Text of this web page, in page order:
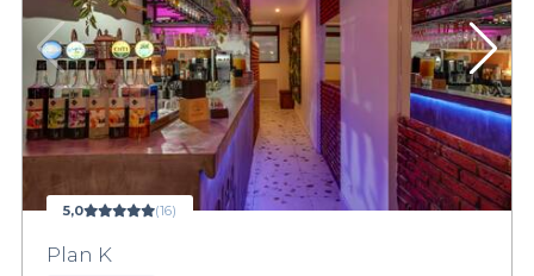
5,0 (16)
Plan K